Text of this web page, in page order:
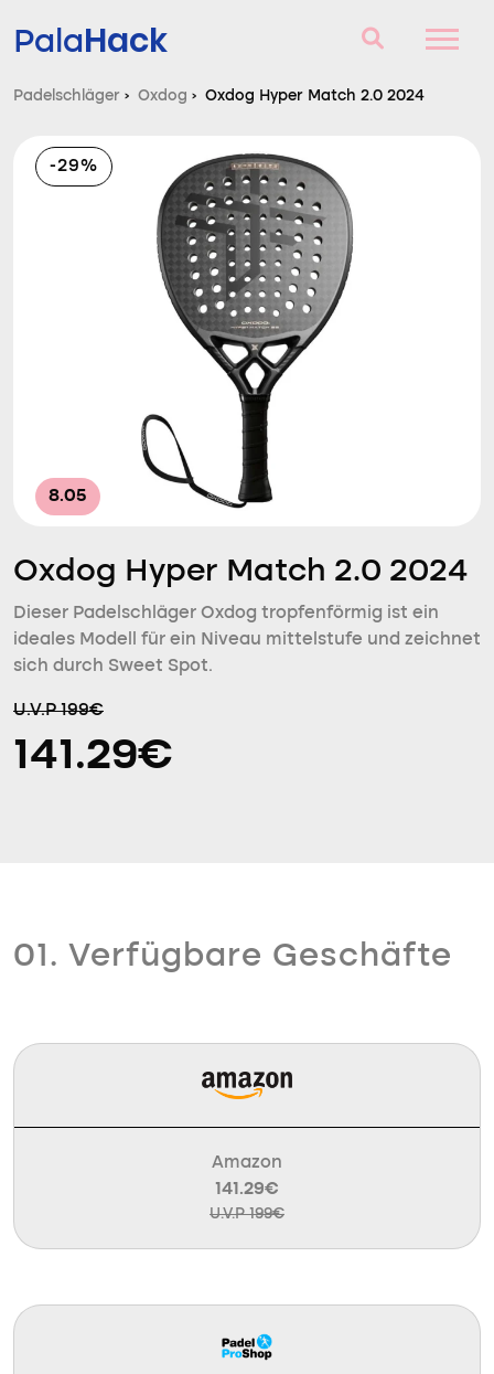
PalaHack
Fragen und Antworten
Vergleich
Padelschläger › Oxdog › Oxdog Hyper Match 2.0 2024
-29%
8.05
Oxdog Hyper Match 2.0 2024
Dieser Padelschläger Oxdog tropfenförmig ist ein
ideales Modell für ein Niveau mittelstufe und zeichnet
sich durch Sweet Spot.
U.V.P 199€
141.29€
01. Verfügbare Geschäfte
Amazon
141.29€
U.V.P 199€